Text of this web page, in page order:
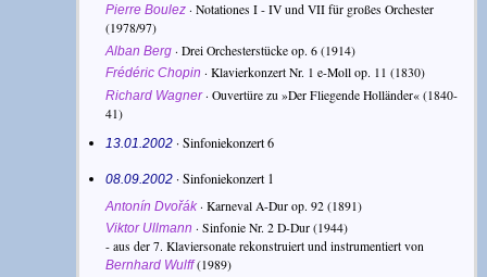
Pierre Boulez ·Notationes I - IV und VII für großes Orchester
(1978/97)
Alban Berg ·Drei Orchesterstücke op. 6 (1914)
Frédéric Chopin ·Klavierkonzert Nr. 1 e-Moll op. 11 (1830)
Richard Wagner·Ouvertüre zu »Der Fliegende Holländer« (1840-
41)
13.01.2002 · Sinfoniekonzert 6
08.09.2002 · Sinfoniekonzert 1
Antonín Dvořák·Karneval A-Dur op. 92 (1891)
Viktor Ullmann ·Sinfonie Nr. 2 D-Dur (1944)
- aus der 7. Klaviersonate rekonstruiert und instrumentiert von
Bernhard Wulff(1989)